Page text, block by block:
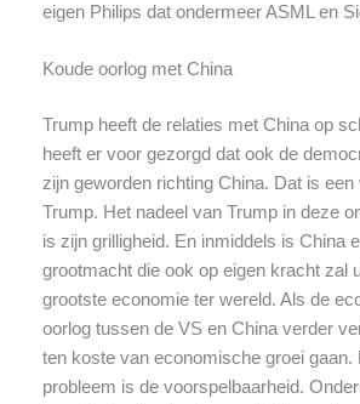
eigen Philips dat ondermeer ASML en
Koude oorlog met China
Trump heeft de relaties met China op
heeft er voor gezorgd dat ook de
zijn geworden richting China. Dat is
Trump. Het nadeel van Trump in deze
is zijn grilligheid. En inmiddels is China
grootmacht die ook op eigen kracht zal
grootste economie ter wereld. Als de
oorlog tussen de VS en China verder
ten koste van economische groei gaan.
probleem is de voorspelbaarheid.